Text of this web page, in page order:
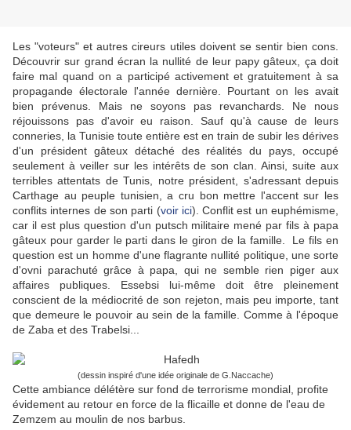
Les "voteurs" et autres cireurs utiles doivent se sentir bien cons.
Découvrir sur grand écran la nullité de leur papy gâteux, ça doit
faire mal quand on a participé activement et gratuitement à sa
propagande électorale l'année dernière. Pourtant on les avait
bien prévenus. Mais ne soyons pas revanchards. Ne nous
réjouissons pas d'avoir eu raison. Sauf qu'à cause de leurs
conneries, la Tunisie toute entière est en train de subir les dérives
d'un président gâteux détaché des réalités du pays, occupé
seulement à veiller sur les intérêts de son clan. Ainsi, suite aux
terribles attentats de Tunis, notre président, s'adressant depuis
Carthage au peuple tunisien, a cru bon mettre l'accent sur les
conflits internes de son parti (voir ici). Conflit est un euphémisme,
car il est plus question d'un putsch militaire mené par fils à papa
gâteux pour garder le parti dans le giron de la famille. Le fils en
question est un homme d'une flagrante nullité politique, une sorte
d'ovni parachuté grâce à papa, qui ne semble rien piger aux
affaires publiques. Essebsi lui-même doit être pleinement
conscient de la médiocrité de son rejeton, mais peu importe, tant
que demeure le pouvoir au sein de la famille. Comme à l'époque
de Zaba et des Trabelsi...
(dessin inspiré d'une idée originale de G.Naccache)
Cette ambiance délétère sur fond de terrorisme mondial, profite
évidement au retour en force de la flicaille et donne de l'eau de
Zemzem au moulin de nos barbus.